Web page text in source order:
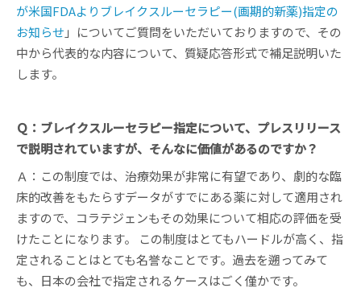
が米国FDAよりブレイクスルーセラピー(画期的新薬)指定の
お知らせ 」についてご質問をいただいておりますので、その
中から代表的な内容について、質疑応答形式で補足説明いた
します。
Ｑ：ブレイクスルーセラピー指定について、プレスリリース
で説明されていますが、そんなに価値があるのですか？
Ａ：この制度では、治療効果が非常に有望であり、劇的な臨
床的改善をもたらすデータがすでにある薬に対して適用され
ますので、コラテジェンもその効果について相応の評価を受
けたことになります。 この制度はとてもハードルが高く、指
定されることはとても名誉なことです。過去を遡ってみて
も、日本の会社で指定されるケースはごく僅かです。